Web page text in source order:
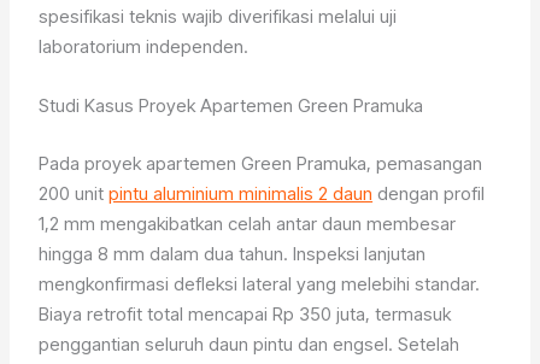
spesifikasi teknis wajib diverifikasi melalui uji
laboratorium independen.
Studi Kasus Proyek Apartemen Green Pramuka
Pada proyek apartemen Green Pramuka, pemasangan
200 unitpintu aluminium minimalis 2 daun dengan profil
1,2 mm mengakibatkan celah antar daun membesar
hingga 8 mm dalam dua tahun. Inspeksi lanjutan
mengkonfirmasi defleksi lateral yang melebihi standar.
Biaya retrofit total mencapai Rp 350 juta, termasuk
penggantian seluruh daun pintu dan engsel. Setelah